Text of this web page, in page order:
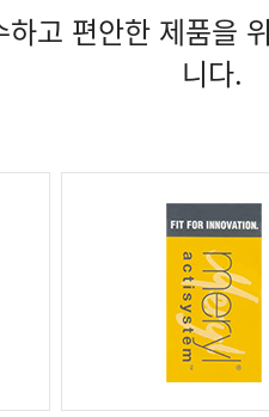
고 편안한 제품을
니다.